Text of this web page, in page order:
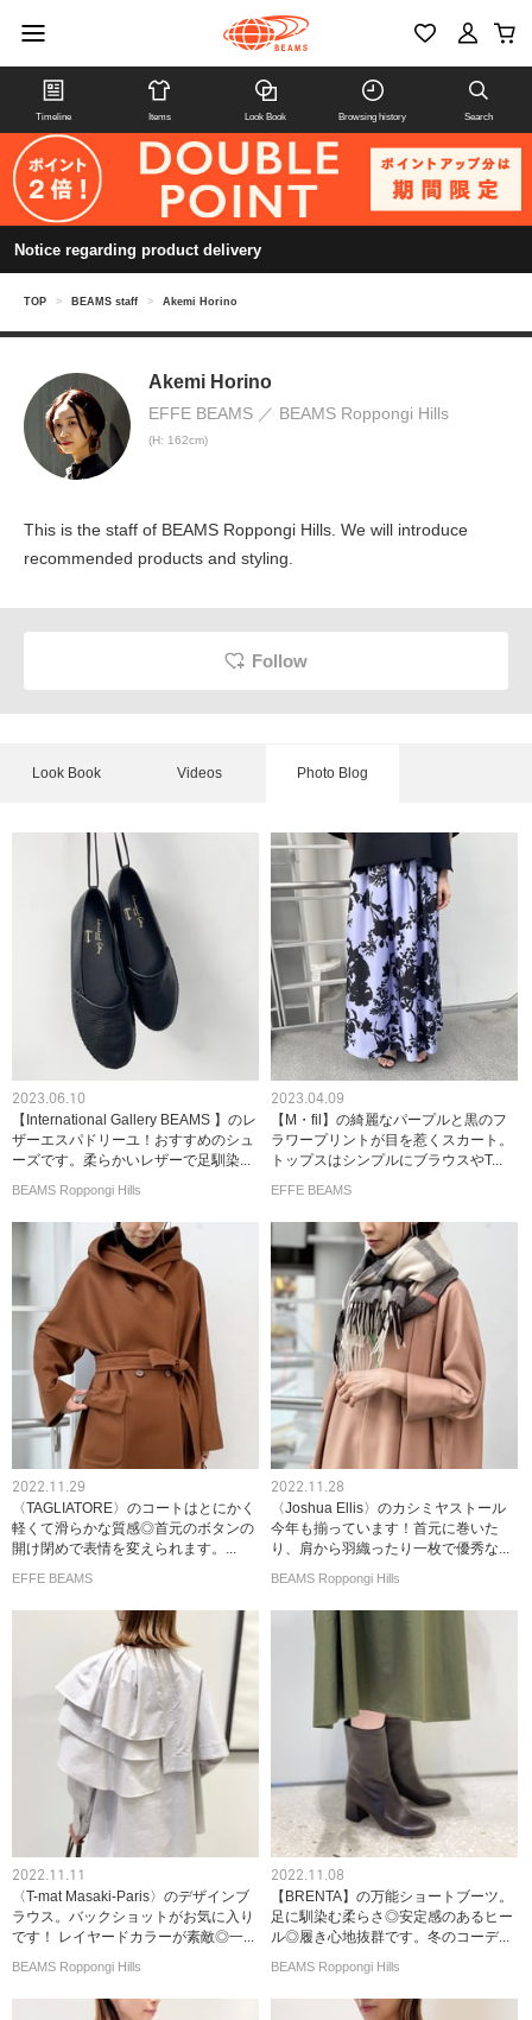
Timeline Items Look Book Browsing history Search
Notice regarding product delivery
TOP > BEAMS staff > Akemi Horino
Akemi Horino
EFFE BEAMS BEAMS Roppongi Hills
(H: 162cm)
This is the staff of BEAMS Roppongi Hills. We will introduce
recommended products and styling.
Follow
Look Book Videos Photo Blog
2023.06.10
【International Gallery BEAMS 】のレ
ザーエスパドリーユ！おすすめのシュ
ーズです。柔らかいレザーで足馴染...
BEAMS Roppongi Hills
2023.04.09
【M・fil】の綺麗なパープルと黒のフ
ラワープリントが目を惹くスカート。
トップスはシンプルにブラウスやT...
EFFE BEAMS
2022.11.29
〈TAGLIATORE〉のコートはとにかく
軽くて滑らかな質感◎首元のボタンの
開け閉めで表情を変えられます。...
EFFE BEAMS
2022.11.28
〈Joshua Ellis〉のカシミヤストール
今年も揃っています！首元に巻いた
り、肩から羽織ったり一枚で優秀な...
BEAMS Roppongi Hills
2022.11.11
〈T-mat Masaki-Paris〉のデザインブ
ラウス。バックショットがお気に入り
です！ レイヤードカラーが素敵◎一...
BEAMS Roppongi Hills
2022.11.08
【BRENTA】の万能ショートブーツ。
足に馴染む柔らさ◎安定感のあるヒー
ル◎履き心地抜群です。冬のコーデ...
BEAMS Roppongi Hills